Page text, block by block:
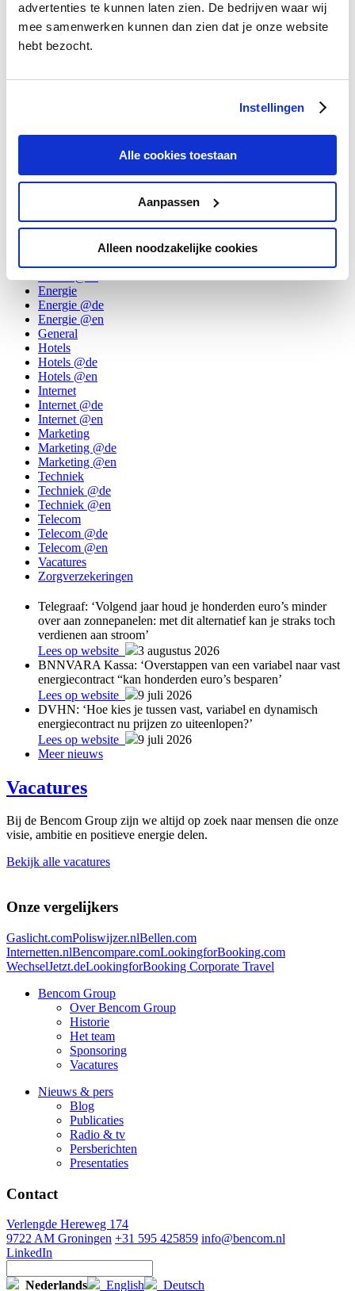
advertenties te kunnen laten zien. De bedrijven waar wij
mee samenwerken kunnen dan zien dat je onze website
hebt bezocht.
Instellingen
Alle cookies toestaan
Aanpassen
Alleen noodzakelijke cookies
Categorieën
Allgemein
Columns @de
Digitale televisie @de
Digitale televisie @en
Energie
Energie @de
Energie @en
General
Hotels
Hotels @de
Hotels @en
Internet
Internet @de
Internet @en
Marketing
Marketing @de
Marketing @en
Techniek
Techniek @de
Techniek @en
Telecom
Telecom @de
Telecom @en
Vacatures
Zorgverzekeringen
Telegraaf: ‘Volgend jaar houd je honderden euro’s minder
over aan zonnepanelen: met dit alternatief kan je straks toch
verdienen aan stroom’
Lees op website
3 augustus 2026
BNNVARA Kassa: ‘Overstappen van een variabel naar vast
energiecontract “kan honderden euro’s besparen’
Lees op website
9 juli 2026
DVHN: ‘Hoe kies je tussen vast, variabel en dynamisch
energiecontract nu prijzen zo uiteenlopen?’
Lees op website
9 juli 2026
Meer nieuws
Vacatures
Bij de Bencom Group zijn we altijd op zoek naar mensen die onze
visie, ambitie en positieve energie delen.
Bekijk alle vacatures
Onze vergelijkers
Gaslicht.comPoliswijzer.nlBellen.com
Internetten.nlBencompare.comLookingforBooking.com
WechselJetzt.deLookingforBooking Corporate Travel
Bencom Group
Over Bencom Group
Historie
Het team
Sponsoring
Vacatures
Nieuws & pers
Blog
Publicaties
Radio & tv
Persberichten
Presentaties
Contact
Verlengde Hereweg 174
9722 AM Groningen +31 595 425859 info@bencom.nl
LinkedIn
Nederlands English Deutsch